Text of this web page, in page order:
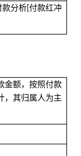
款分析 [付款红冲
金额，按照付款
，其归属人为主